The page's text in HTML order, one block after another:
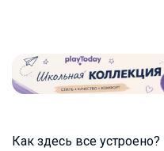
Как здесь все устроено?